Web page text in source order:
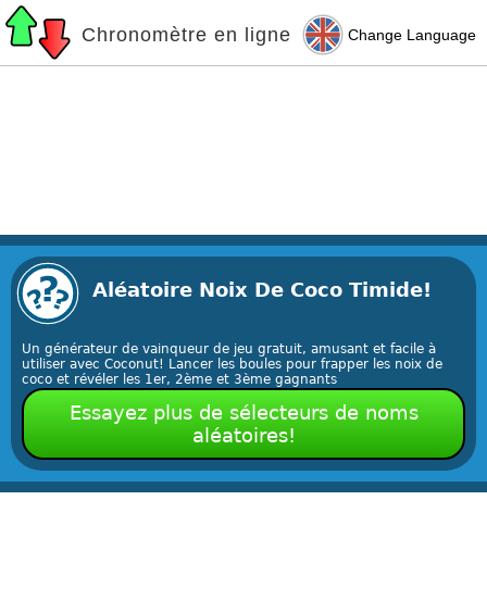
Chronomètre en ligne Change Language
Aléatoire Noix De Coco Timide!
Un générateur de vainqueur de jeu gratuit, amusant et facile à
utiliser avec Coconut! Lancer les boules pour frapper les noix de
coco et révéler les 1er, 2ème et 3ème gagnants
Essayez plus de sélecteurs de noms
aléatoires!